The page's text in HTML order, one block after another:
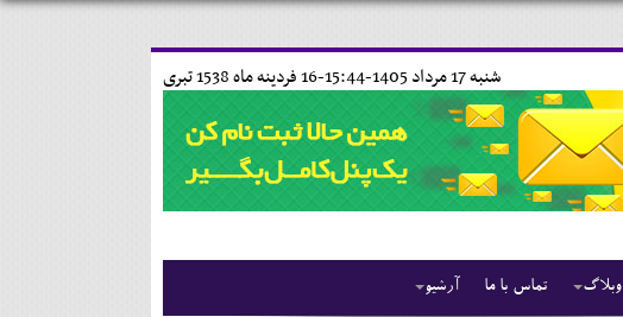
16 فردينه ماه 1538 تبری شنبه 17 مرداد 1405-15:44-
آرشیو تماس با ما وبلاگ